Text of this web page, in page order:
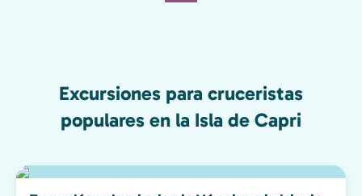
Excursiones para cruceristas
populares en la Isla de Capri